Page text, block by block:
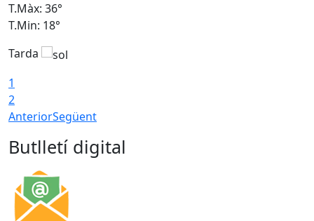
T.Màx: 36°
T.Min: 18°
Tarda
1
2
AnteriorSegüent
Butlletí digital